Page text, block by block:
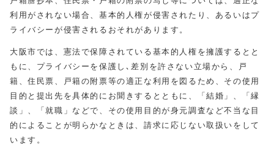
利用がされない場合、基本的人権が侵害されたり、あるいはプ
ライバシーが侵害されるおそれがあります。
大阪市では、憲法で保障されている基本的人権を擁護するとと
もに、プライバシーを保護し､差別を許さない立場から、戸
籍、住民票、戸籍の附票等の適正な利用を図るため、その使用
目的と提出先を具体的にお聞きするとともに、「結婚」、「縁
談」、「就職」などで、その使用目的が身元調査など不当な目
的によることが明らかなときは、請求に応じない取扱いをして
います。